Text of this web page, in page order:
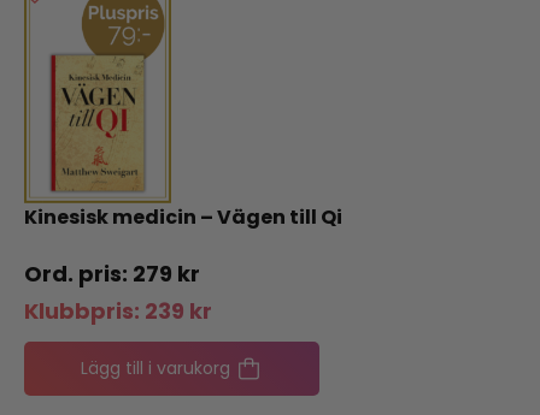
Kinesisk medicin – Vägen till Qi
279 kr
Klubbpris: 239 kr
Lägg till i varukorg